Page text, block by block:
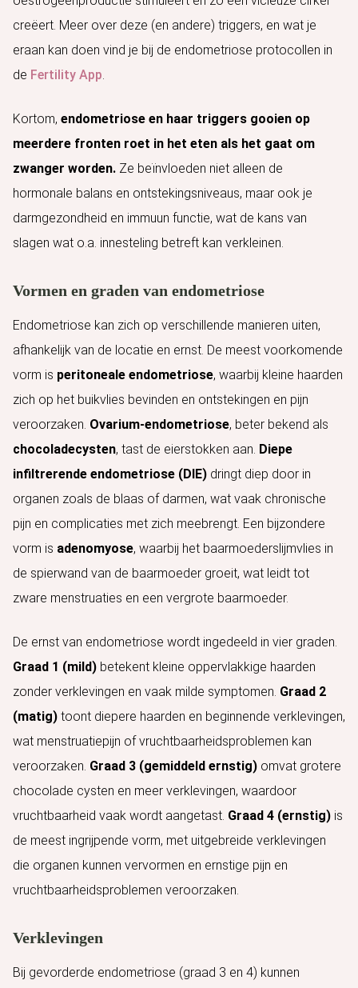
creëert. Meer over deze (en andere) triggers, en wat je
eraan kan doen vind je bij de endometriose protocollen in
de Fertility App.
Kortom, endometriose en haar triggers gooien op
meerdere fronten roet in het eten als het gaat om
zwanger worden. Ze beïnvloeden niet alleen de
hormonale balans en ontstekingsniveaus, maar ook je
darmgezondheid en immuun functie, wat de kans van
slagen wat o.a. innesteling betreft kan verkleinen.
Vormen en graden van endometriose
Endometriose kan zich op verschillende manieren uiten,
afhankelijk van de locatie en ernst. De meest voorkomende
vorm is peritoneale endometriose, waarbij kleine haarden
zich op het buikvlies bevinden en ontstekingen en pijn
veroorzaken. Ovarium-endometriose, beter bekend als
chocoladecysten, tast de eierstokken aan. Diepe
infiltrerende endometriose (DIE) dringt diep door in
organen zoals de blaas of darmen, wat vaak chronische
pijn en complicaties met zich meebrengt. Een bijzondere
vorm is adenomyose, waarbij het baarmoederslijmvlies in
de spierwand van de baarmoeder groeit, wat leidt tot
zware menstruaties en een vergrote baarmoeder.
De ernst van endometriose wordt ingedeeld in vier graden.
Graad 1 (mild) betekent kleine oppervlakkige haarden
zonder verklevingen en vaak milde symptomen. Graad 2
(matig) toont diepere haarden en beginnende verklevingen,
wat menstruatiepijn of vruchtbaarheidsproblemen kan
veroorzaken. Graad 3 (gemiddeld ernstig) omvat grotere
chocolade cysten en meer verklevingen, waardoor
vruchtbaarheid vaak wordt aangetast. Graad 4 (ernstig) is
de meest ingrijpende vorm, met uitgebreide verklevingen
die organen kunnen vervormen en ernstige pijn en
vruchtbaarheidsproblemen veroorzaken.
Verklevingen
Bij gevorderde endometriose (graad 3 en 4) kunnen